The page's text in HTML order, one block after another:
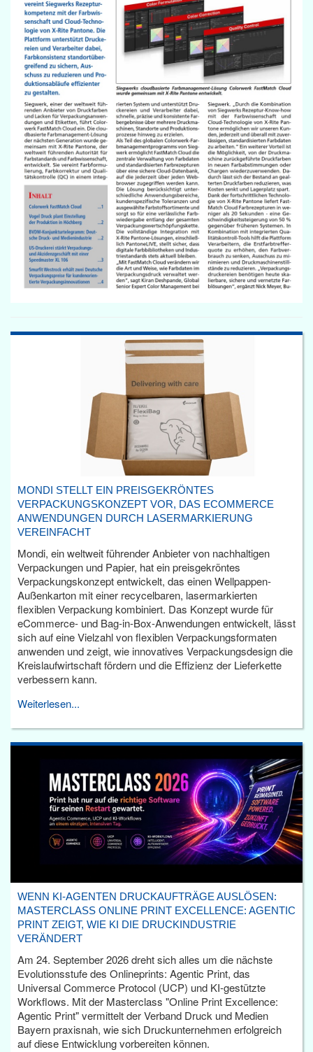
MONDI STELLT EIN PREISGEKRÖNTES
VERPACKUNGSKONZEPT VOR, DAS ECOMMERCE
ANWENDUNGEN DURCH LASERMARKIERUNG
VEREINFACHT
Mondi, ein weltweit führender Anbieter von nachhaltigen
Verpackungen und Papier, hat ein preisgekröntes
Verpackungskonzept entwickelt, das einen Wellpappen-
Außenkarton mit einer recycelbaren, lasermarkierten
flexiblen Verpackung kombiniert. Das Konzept wurde für
eCommerce- und Bag-in-Box-Anwendungen entwickelt, lässt
sich auf eine Vielzahl von flexiblen Verpackungsformaten
anwenden und zeigt, wie innovatives Verpackungsdesign die
Kreislaufwirtschaft fördern und die Effizienz der Lieferkette
verbessern kann.
Weiterlesen...
WENN KI-AGENTEN DRUCKAUFTRÄGE AUSLÖSEN:
MASTERCLASS ONLINE PRINT EXCELLENCE: AGENTIC
PRINT ZEIGT, WIE KI DIE DRUCKINDUSTRIE
VERÄNDERT
Am 24. September 2026 dreht sich alles um die nächste
Evolutionsstufe des Onlineprints: Agentic Print, das
Universal Commerce Protocol (UCP) und KI-gestützte
Workflows. Mit der Masterclass "Online Print Excellence:
Agentic Print" vermittelt der Verband Druck und Medien
Bayern praxisnah, wie sich Druckunternehmen erfolgreich
auf diese Entwicklung vorbereiten können.